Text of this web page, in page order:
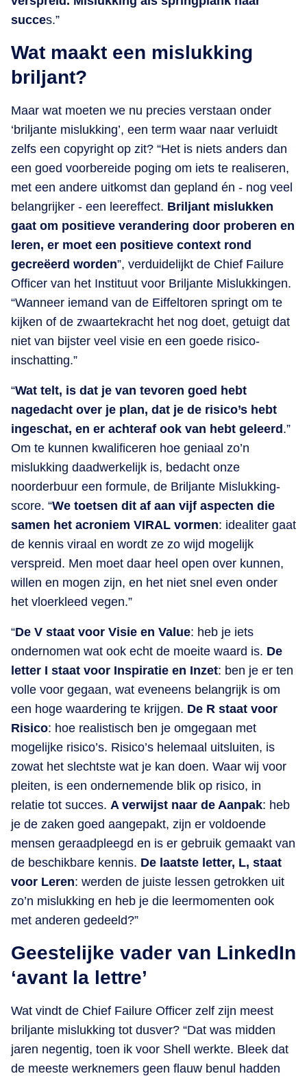
succes.”
Wat maakt een mislukking
briljant?
Maar wat moeten we nu precies verstaan onder
‘briljante mislukking’, een term waar naar verluidt
zelfs een copyright op zit? “Het is niets anders dan
een goed voorbereide poging om iets te realiseren,
met een andere uitkomst dan gepland én - nog veel
belangrijker - een leereffect. Briljant mislukken
gaat om positieve verandering door proberen en
leren, er moet een positieve context rond
gecreëerd worden”, verduidelijkt de Chief Failure
Officer van het Instituut voor Briljante Mislukkingen.
“Wanneer iemand van de Eiffeltoren springt om te
kijken of de zwaartekracht het nog doet, getuigt dat
niet van bijster veel visie en een goede risico-
inschatting.”
“Wat telt, is dat je van tevoren goed hebt
nagedacht over je plan, dat je de risico’s hebt
ingeschat, en er achteraf ook van hebt geleerd.”
Om te kunnen kwalificeren hoe geniaal zo’n
mislukking daadwerkelijk is, bedacht onze
noorderbuur een formule, de Briljante Mislukking-
score. “We toetsen dit af aan vijf aspecten die
samen het acroniem VIRAL vormen: idealiter gaat
de kennis viraal en wordt ze zo wijd mogelijk
verspreid. Men moet daar heel open over kunnen,
willen en mogen zijn, en het niet snel even onder
het vloerkleed vegen.”
“De V staat voor Visie en Value: heb je iets
ondernomen wat ook echt de moeite waard is. De
letter I staat voor Inspiratie en Inzet: ben je er ten
volle voor gegaan, wat eveneens belangrijk is om
een hoge waardering te krijgen. De R staat voor
Risico: hoe realistisch ben je omgegaan met
mogelijke risico’s. Risico’s helemaal uitsluiten, is
zowat het slechtste wat je kan doen. Waar wij voor
pleiten, is een ondernemende blik op risico, in
relatie tot succes. A verwijst naar de Aanpak: heb
je de zaken goed aangepakt, zijn er voldoende
mensen geraadpleegd en is er gebruik gemaakt van
de beschikbare kennis. De laatste letter, L, staat
voor Leren: werden de juiste lessen getrokken uit
zo’n mislukking en heb je die leermomenten ook
met anderen gedeeld?”
Geestelijke vader van LinkedIn
‘avant la lettre’
Wat vindt de Chief Failure Officer zelf zijn meest
briljante mislukking tot dusver? “Dat was midden
jaren negentig, toen ik voor Shell werkte. Bleek dat
de meeste werknemers geen flauw benul hadden